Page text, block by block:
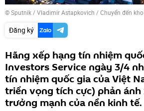
© Sputnik / Vladimir Astapkovich /Chuyển đến
Đăng ký
Hãng xếp hạng tín nhiệm
Investors Service ngày 3/4
tín nhiệm quốc gia của Việt
triển vọng tích cực) phản
trưởng mạnh của nền kinh tế.